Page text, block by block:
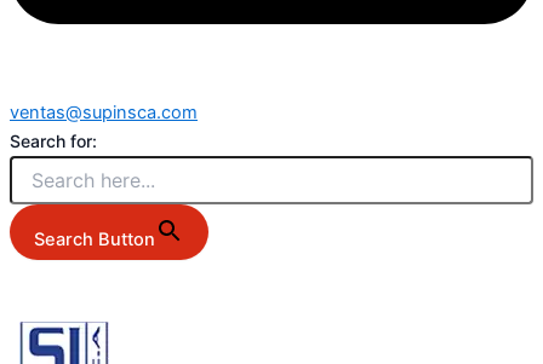
ventas@supinsca.com
Search for:
Search Button